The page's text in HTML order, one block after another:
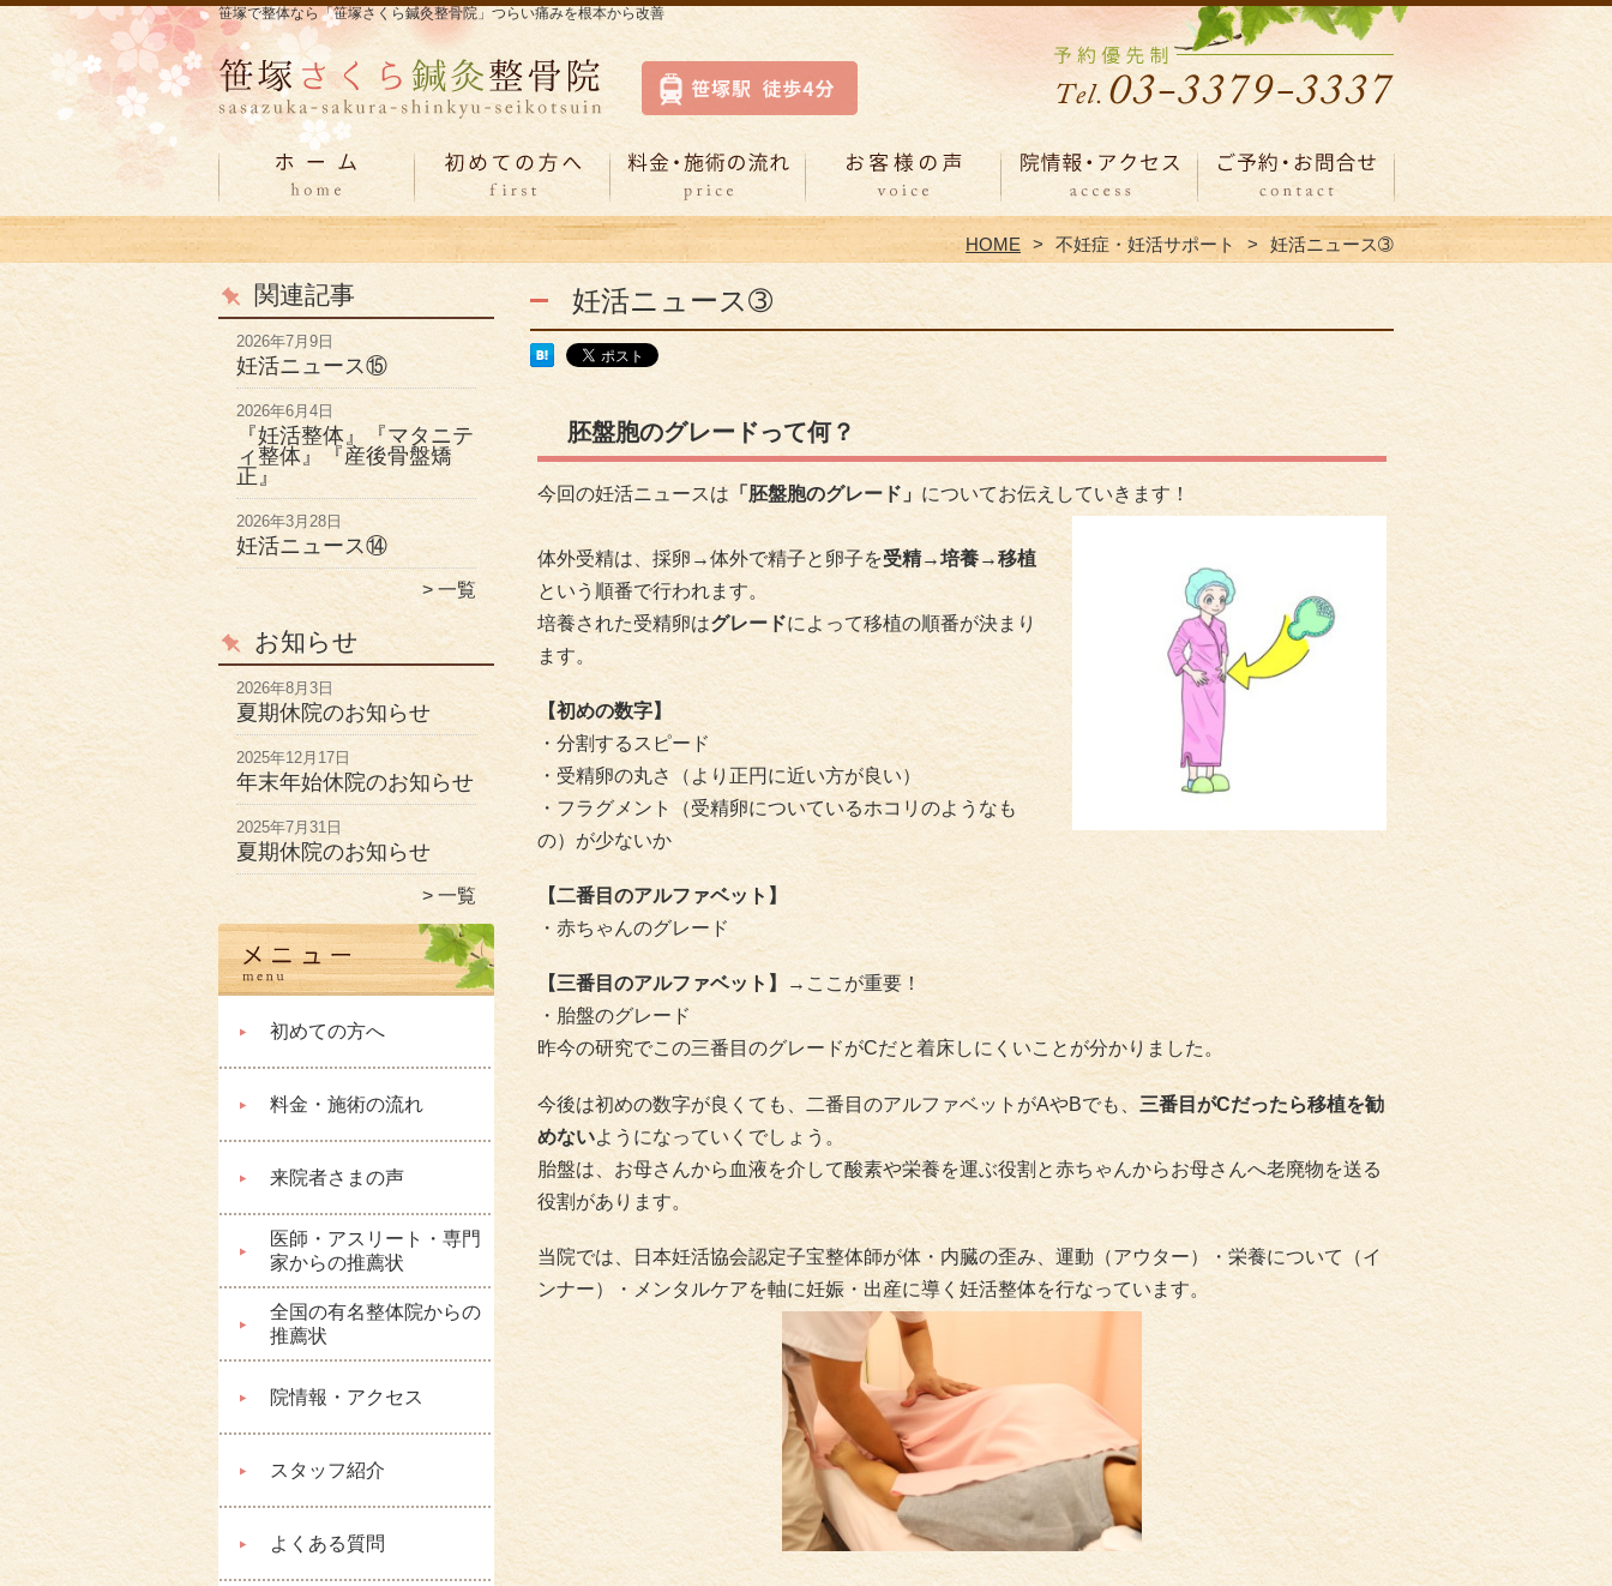
笹塚で整体なら「笹塚さくら鍼灸整骨院」つらい痛みを根本から改善
HOME 不妊症・妊活サポート 妊活ニュース➂
関連記事
2026年7月9日
妊活ニュース⑮
2026年6月4日
『妊活整体』『マタニテ
ィ整体』『産後骨盤矯
正』
2026年3月28日
妊活ニュース⑭
一覧
お知らせ
2026年8月3日
夏期休院のお知らせ
2025年12月17日
年末年始休院のお知らせ
2025年7月31日
夏期休院のお知らせ
一覧
初めての方へ
料金・施術の流れ
来院者さまの声
医師・アスリート・専門
家からの推薦状
全国の有名整体院からの
推薦状
院情報・アクセス
スタッフ紹介
よくある質問
妊活ニュース➂
胚盤胞のグレードって何？
今回の妊活ニュースは「胚盤胞のグレード」についてお伝えしていきます！
体外受精は、採卵→体外で精子と卵子を受精→培養→移植
という順番で行われます。
培養された受精卵はグレードによって移植の順番が決まり
ます。
【初めの数字】
・分割するスピード
・受精卵の丸さ（より正円に近い方が良い）
・フラグメント（受精卵についているホコリのようなも
の）が少ないか
【二番目のアルファベット】
・赤ちゃんのグレード
【三番目のアルファベット】
→ここが重要！
・胎盤のグレード
昨今の研究でこの三番目のグレードがCだと着床しにくいことが分かりました。
今後は初めの数字が良くても、二番目のアルファベットがAやBでも、三番目がCだったら移植を勧
めないようになっていくでしょう。
胎盤は、お母さんから血液を介して酸素や栄養を運ぶ役割と赤ちゃんからお母さんへ老廃物を送る
役割があります。
当院では、日本妊活協会認定子宝整体師が体・内臓の歪み、運動（アウター）・栄養について（イ
ンナー）・メンタルケアを軸に妊娠・出産に導く妊活整体を行なっています。